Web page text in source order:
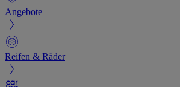
Angebote
Reifen & Räder